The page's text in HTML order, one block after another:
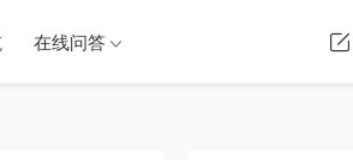
在线问答